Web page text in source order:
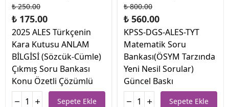
₺ 250.00
₺ 175.00
2025 ALES Türkçenin
Kara Kutusu ANLAM
BİLGİSİ (Sözcük-Cümle)
Çıkmış Soru Bankası
Konu Özetli Çözümlü
Sepete Ekle
₺ 800.00
₺ 560.00
KPSS-DGS-ALES-TYT
Matematik Soru
Bankası(ÖSYM Tarzında
Yeni Nesil Sorular)
Güncel Baskı
Sepete Ekle